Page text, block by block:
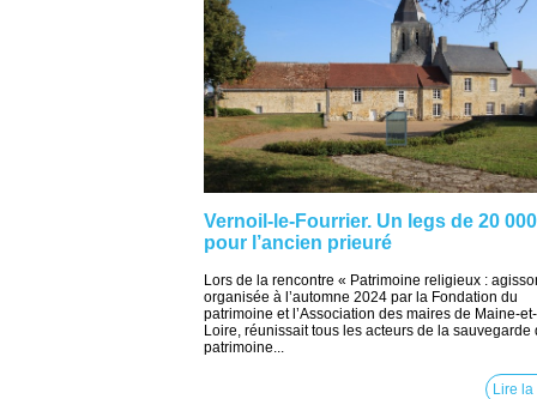
Vernoil-le-Fourrier. Un legs de 20
pour l’ancien prieuré
Lors de la rencontre « Patrimoine religieux :
organisée à l’automne 2024 par la Fondation du
patrimoine et l’Association des maires de Maine-et-
Loire, réunissait tous les acteurs de la sauvegarde
patrimoine...
Lire la